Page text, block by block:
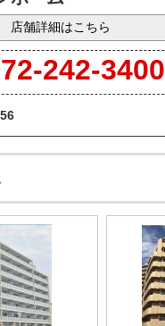
店舗詳細はこちら
242-3400